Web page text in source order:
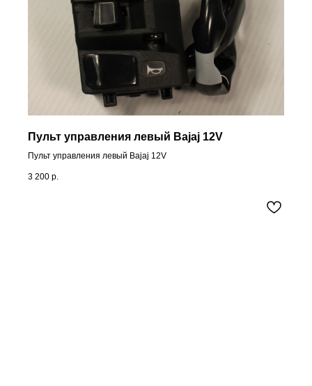
Пульт управления левый Bajaj 12V
Пульт управления левый Bajaj 12V
3 200 р.